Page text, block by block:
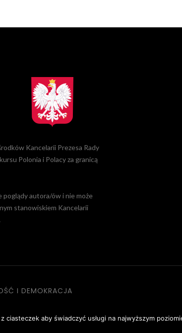
Kancelarii Prezesa Rady
Polonia i Polacy za granicą
poglądy autora/ów i nie może
stanowiskiem Kancelarii
I DEMOKRACJA
ciasteczek aby świadczyć usługi na najwyższym